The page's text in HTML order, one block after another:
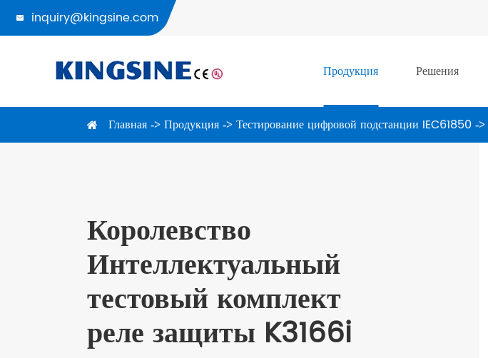
 inquiry@kingsine.com
Продукция Решения
Главная Продукция Тестирование цифровой подстанции IEC61850
Королевство
Интеллектуальный
тестовый комплект
реле защиты K3166i